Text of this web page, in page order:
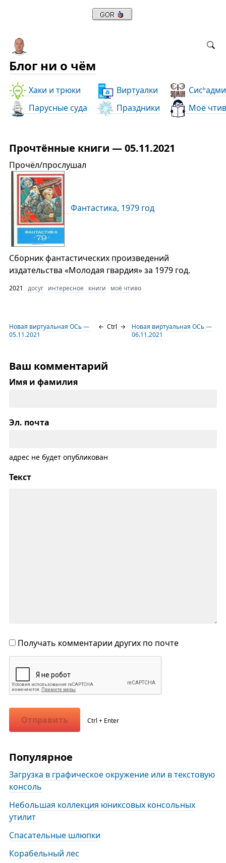
Блог ни о чём
Хаки и трюки Виртуалки Сись
Парусные суда
Праздники Моё
Прочтённые книги — 05.11.2021
Прочёл/прослушал
Фантастика, 1979 год
Сборник фантастических произведений
издательства «Молодая гвардия» за 1979 год.
2021 досуг интересное книги моё чтиво
Новая виртуальная ОСь —
05.11.2021
← Ctrl →
Новая виртуальная ОСь —
06.11.2021
Ваш комментарий
Имя и фамилия
Эл. почта
адрес не будет опубликован
Текст
Получать комментарии других по почте
Отправить Ctrl + Enter
Популярное
Загрузка в графическое окружение или в текстовую
консоль
Небольшая коллекция юниксовых консольных
утилит
Спасательные шлюпки
Корабельный лес